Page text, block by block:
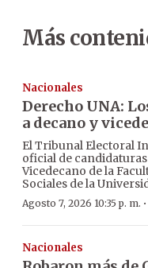
Más
Nacionales
Derecho UNA:
a decano y
El Tribunal Electoral
oficial de
Vicedecano de la
Sociales de la
Agosto 7, 2026 10:35 p. m. ·
Nacionales